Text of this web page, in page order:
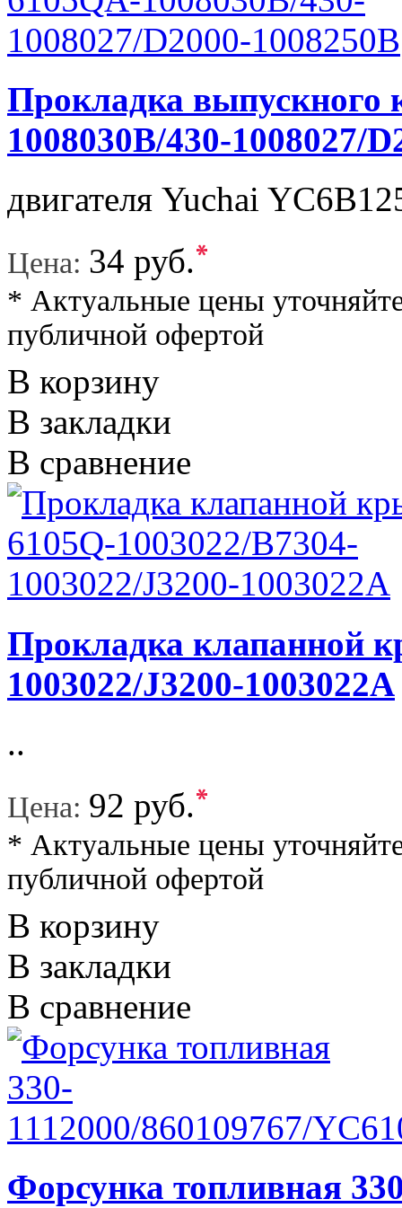
Прокладка выпускного
1008030B/430-1008027/
двигателя Yuchai
Цена: 34 руб.*
* Актуальные цены
публичной офертой
В корзину
В закладки
В сравнение
Прокладка клапанной
1003022/J3200-1003022A
..
Цена: 92 руб.*
* Актуальные цены
публичной офертой
В корзину
В закладки
В сравнение
Форсунка топливная